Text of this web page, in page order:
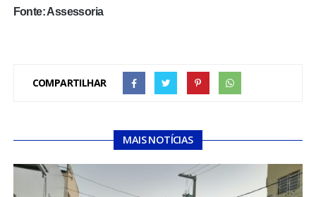
Fonte: Assessoria
COMPARTILHAR
MAIS NOTÍCIAS